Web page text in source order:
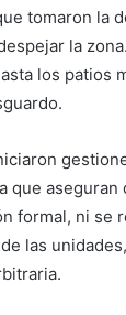
tomaron la
la
los patios
que aseguran
formal, ni se
las